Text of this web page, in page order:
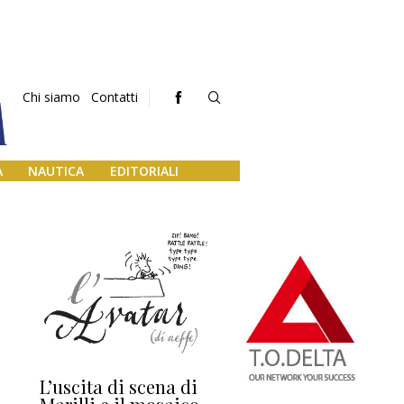
Chi siamo Contatti
NAUTICA EDITORIALI
L’uscita di scena di Darsena a Europa,